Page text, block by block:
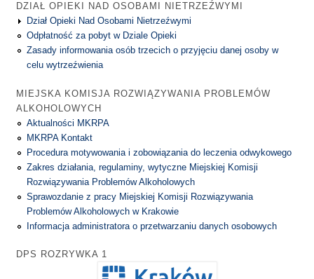
DZIAŁ OPIEKI NAD OSOBAMI NIETRZEŹWYMI
Dział Opieki Nad Osobami Nietrzeźwymi
Odpłatność za pobyt w Dziale Opieki
Zasady informowania osób trzecich o przyjęciu danej osoby w
celu wytrzeźwienia
MIEJSKA KOMISJA ROZWIĄZYWANIA PROBLEMÓW
ALKOHOLOWYCH
Aktualności MKRPA
MKRPA Kontakt
Procedura motywowania i zobowiązania do leczenia odwykowego
Zakres działania, regulaminy, wytyczne Miejskiej Komisji
Rozwiązywania Problemów Alkoholowych
Sprawozdanie z pracy Miejskiej Komisji Rozwiązywania
Problemów Alkoholowych w Krakowie
Informacja administratora o przetwarzaniu danych osobowych
DPS ROZRYWKA 1